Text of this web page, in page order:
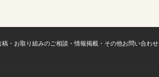
稿・お取り組みのご相談・情報掲載・その他お問い合わせ